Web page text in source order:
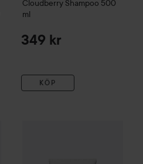
Cloudberry Shampoo 500
ml
349 kr
KÖP